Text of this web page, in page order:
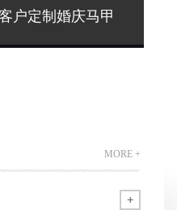
户定制婚庆马甲
MORE +